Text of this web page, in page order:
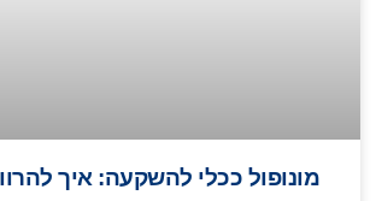
מונופול ככלי להשקעה: איך